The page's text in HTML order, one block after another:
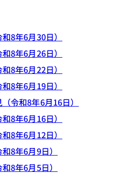
8年6月30日）
8年6月26日）
8年6月22日）
8年6月19日）
令和8年6月16日）
8年6月16日）
8年6月12日）
8年6月9日）
8年6月5日）